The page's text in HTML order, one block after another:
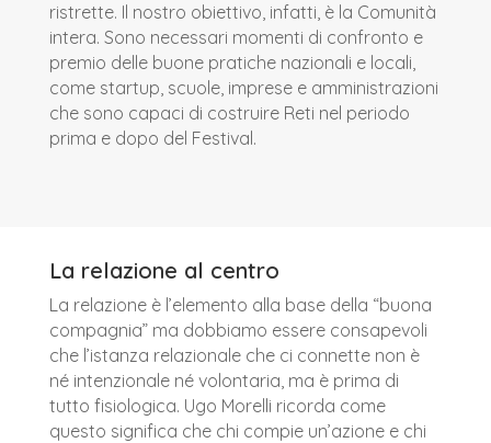
ristrette. Il nostro obiettivo, infatti, è la Comunità
intera. Sono necessari momenti di confronto e
premio delle buone pratiche nazionali e locali,
come startup, scuole, imprese e amministrazioni
che sono capaci di costruire Reti nel periodo
prima e dopo del Festival.
La relazione al centro
La relazione è l’elemento alla base della “buona
compagnia” ma dobbiamo essere consapevoli
che l’istanza relazionale che ci connette non è
né intenzionale né volontaria, ma è prima di
tutto fisiologica. Ugo Morelli ricorda come
questo significa che chi compie un’azione e chi